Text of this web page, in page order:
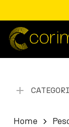
main
content
Ricerca
prodotti
Home